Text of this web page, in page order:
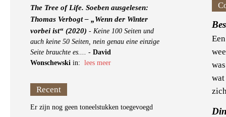
The Tree of Life. Soeben ausgelesen:
Thomas Verbogt – „Wenn der Winter
vorbei ist“ (2020) - Keine 100 Seiten und
auch keine 50 Seiten, nein genau eine einzige
Seite brauchte es.... - David
Wonschewski in: lees meer
Recent
Er zijn nog geen toneelstukken toegevoegd